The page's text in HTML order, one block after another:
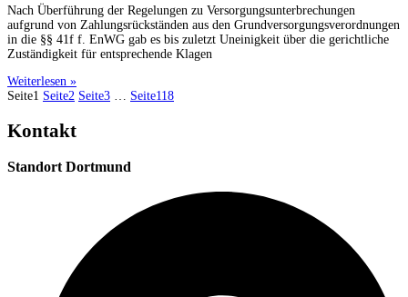
Nach Überführung der Regelungen zu Versorgungsunterbrechungen
aufgrund von Zahlungsrückständen aus den Grundversorgungsverordnungen
in die §§ 41f f. EnWG gab es bis zuletzt Uneinigkeit über die gerichtliche
Zuständigkeit für entsprechende Klagen
Weiterlesen »
Seite1 Seite2 Seite3 … Seite118
Kontakt
Standort Dortmund